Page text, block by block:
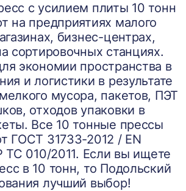
с усилием плиты 10 тонн
на предприятиях малого
бизнес-центрах,
сортировочных станциях.
экономии пространства в
и логистики в результате
мусора, пакетов, ПЭТ
отходов упаковки в
Все 10 тонные прессы
ГОСТ 31733-2012 / EN
ТС 010/2011. Если вы ищете
в 10 тонн, то Подольский
лучший выбор!